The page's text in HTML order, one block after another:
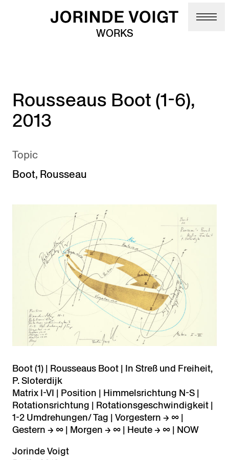
Skip to main content
WORKS
Rousseaus Boot (1-6),
2013
Topic
Boot, Rousseau
Boot (1) | Rousseaus Boot | In Streß und Freiheit,
P. Sloterdijk
Matrix I-VI | Position | Himmelsrichtung N-S |
Rotationsrichtung | Rotationsgeschwindigkeit |
1-2 Umdrehungen/ Tag | Vorgestern → ∞ |
Gestern → ∞ | Morgen → ∞ | Heute → ∞ | NOW
Jorinde Voigt